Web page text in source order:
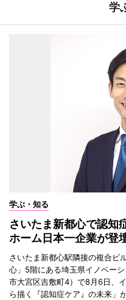
学
学ぶ・知る
さいたま新都心で認
ホーム日本一企業が登
さいたま新都心駅隣接の複合ビ
心」5階にある埼玉県イノベー
市大宮区吉敷町4）で8月6日、
ら描く『認知症ケア』の未来」